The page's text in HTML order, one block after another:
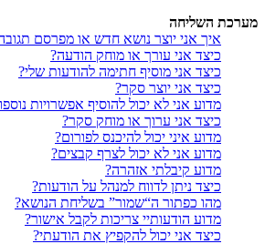
מערכת השליחה
איך אני יוצר נושא חדש או מפרסם
כיצד אני עורך או מוחק הודעה?
כיצד אני מוסיף חתימה להודעות שלי?
כיצד אני יוצר סקר?
מדוע אני לא יכול להוסיף אפשרויות
כיצד אני ערוך או מוחק סקר?
מדוע איני יכול להיכנס לפורום?
מדוע אני לא יכול לצרף קבצים?
מדוע קיבלתי אזהרה?
כיצד ניתן לדווח למנהל על הודעות?
מהו כפתור ה“שמור” בשליחת הנושא?
מדוע הודעותיי צריכות לקבל אישור?
כיצד אני יכול להקפיץ את הודעתי?